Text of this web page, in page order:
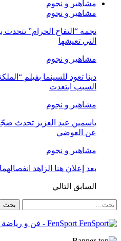
مشاهير و نجوم
مشاهير و نجوم
نجمة “التفاح الحرام”
التي تعيشها
مشاهير و نجوم
دينا تعود للسينما بفيلم
السبب ابتعدت
مشاهير و نجوم
ياسمين عبد العزيز تحدث
عن العوضي
مشاهير و نجوم
بعد إعلان هنا الزاهد
السابق التالي
FenSport - فن و رياضة و مجتمع و سياسة